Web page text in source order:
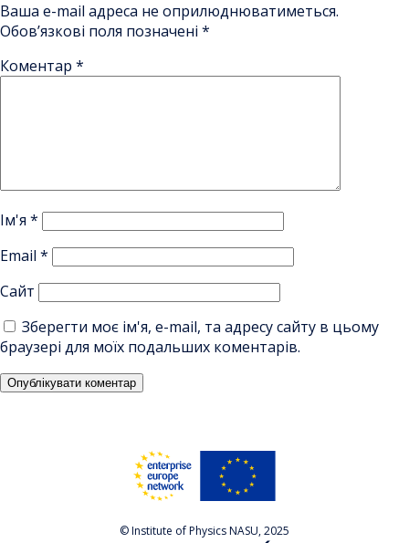
Ваша e-mail адреса не оприлюднюватиметься.
Обов’язкові поля позначені *
Коментар *
Ім'я *
Email *
Сайт
Зберегти моє ім'я, e-mail, та адресу сайту в цьому
браузері для моїх подальших коментарів.
© Institute of Physics NASU, 2025